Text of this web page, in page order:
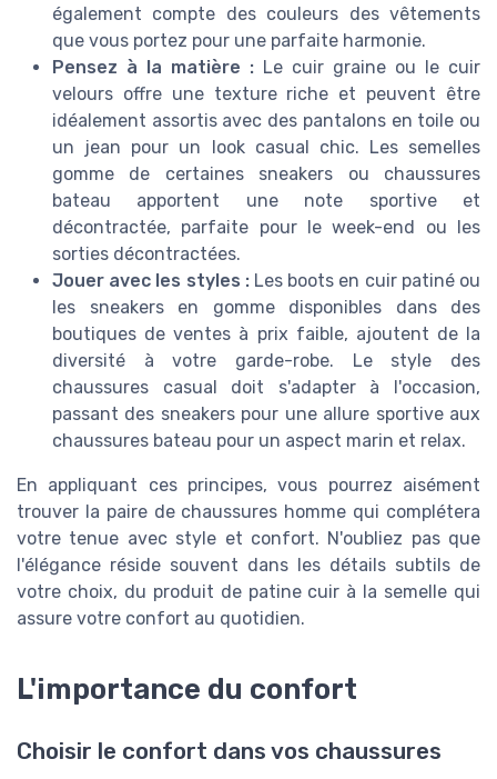
également compte des couleurs des vêtements
que vous portez pour une parfaite harmonie.
Pensez à la matière : Le cuir graine ou le cuir
velours offre une texture riche et peuvent être
idéalement assortis avec des pantalons en toile ou
un jean pour un look casual chic. Les semelles
gomme de certaines sneakers ou chaussures
bateau apportent une note sportive et
décontractée, parfaite pour le week-end ou les
sorties décontractées.
Jouer avec les styles : Les boots en cuir patiné ou
les sneakers en gomme disponibles dans des
boutiques de ventes à prix faible, ajoutent de la
diversité à votre garde-robe. Le style des
chaussures casual doit s'adapter à l'occasion,
passant des sneakers pour une allure sportive aux
chaussures bateau pour un aspect marin et relax.
En appliquant ces principes, vous pourrez aisément
trouver la paire de chaussures homme qui complétera
votre tenue avec style et confort. N'oubliez pas que
l'élégance réside souvent dans les détails subtils de
votre choix, du produit de patine cuir à la semelle qui
assure votre confort au quotidien.
L'importance du confort
Choisir le confort dans vos chaussures